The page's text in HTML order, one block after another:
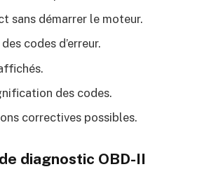
sans démarrer le moteur.
codes d’erreur.
des codes.
correctives possibles.
diagnostic OBD-II